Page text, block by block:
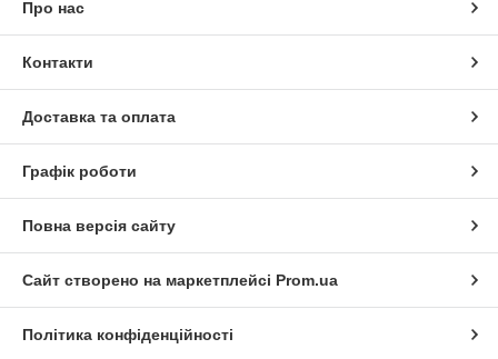
Про нас
Контакти
Доставка та оплата
Графік роботи
Повна версія сайту
Сайт створено на маркетплейсі Prom.ua
Політика конфіденційності